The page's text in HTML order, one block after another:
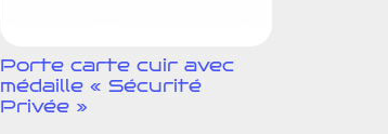
Porte carte cuir avec
médaille « Sécurité
Privée »